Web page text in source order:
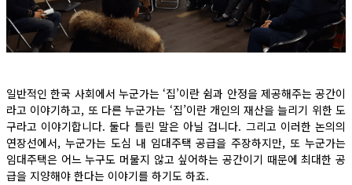
일반적인 한국 사회에서 누군가는 ‘집’이란 쉼과 안정을 제공해주는 공간이
라고 이야기하고, 또 다른 누군가는 ‘집’이란 개인의 재산을 늘리기 위한 도
구라고 이야기합니다. 둘다 틀린 말은 아닐 겁니다. 그리고 이러한 논의의
연장선에서, 누군가는 도심 내 임대주택 공급을 주장하지만, 또 누군가는
임대주택은 어느 누구도 머물지 않고 싶어하는 공간이기 때문에 최대한 공
급을 지양해야 한다는 이야기를 하기도 하죠.